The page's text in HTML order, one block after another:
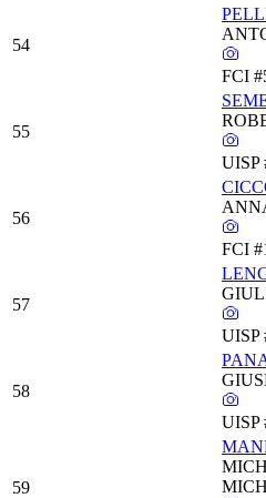
54
FCI
55
UISP
56
FCI
57
UISP
58
UISP
59